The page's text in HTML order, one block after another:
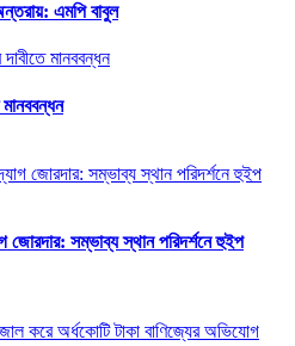
এমপি বাবুল
মানববন্ধন
সম্ভাব্য স্থান পরিদর্শনে হুইপ